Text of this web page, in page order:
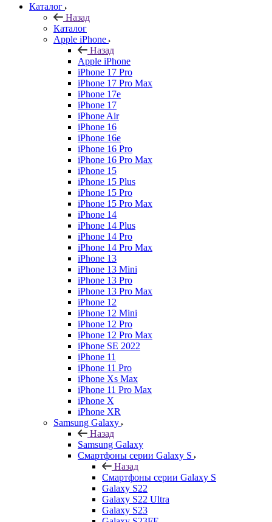
Каталог
Назад
Каталог
Apple iPhone
Назад
Apple iPhone
iPhone 17 Pro
iPhone 17 Pro Max
iPhone 17e
iPhone 17
iPhone Air
iPhone 16
iPhone 16e
iPhone 16 Pro
iPhone 16 Pro Max
iPhone 15
iPhone 15 Plus
iPhone 15 Pro
iPhone 15 Pro Max
iPhone 14
iPhone 14 Plus
iPhone 14 Pro
iPhone 14 Pro Max
iPhone 13
iPhone 13 Mini
iPhone 13 Pro
iPhone 13 Pro Max
iPhone 12
iPhone 12 Mini
iPhone 12 Pro
iPhone 12 Pro Max
iPhone SE 2022
iPhone 11
iPhone 11 Pro
iPhone Xs Max
iPhone 11 Pro Max
iPhone X
iPhone XR
Samsung Galaxy
Назад
Samsung Galaxy
Смартфоны серии Galaxy S
Назад
Смартфоны серии Galaxy S
Galaxy S22
Galaxy S22 Ultra
Galaxy S23